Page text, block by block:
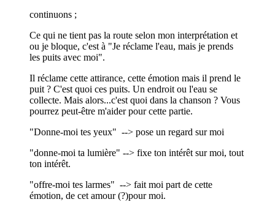
continuons ;
Ce qui ne tient pas la route selon mon interprétation et
ou je bloque, c'est à "Je réclame l'eau, mais je prends
les puits avec moi".
Il réclame cette attirance, cette émotion mais il prend le
puit ? C'est quoi ces puits. Un endroit ou l'eau se
collecte. Mais alors...c'est quoi dans la chanson ? Vous
pourrez peut-être m'aider pour cette partie.
"Donne-moi tes yeux" --> pose un regard sur moi
"donne-moi ta lumière" --> fixe ton intérêt sur moi, tout
ton intérêt.
"offre-moi tes larmes" --> fait moi part de cette
émotion, de cet amour (?)pour moi.